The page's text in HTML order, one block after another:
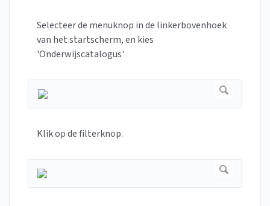
Selecteer de menuknop in de linkerbovenhoek
van het startscherm, en kies
'Onderwijscatalogus'
Klik op de filterknop.